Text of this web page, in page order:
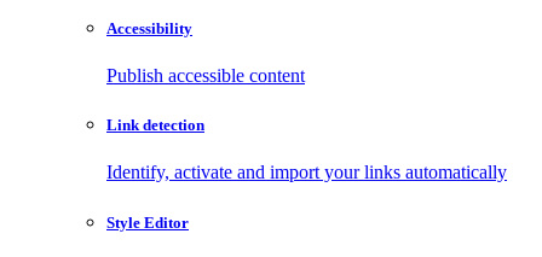
Accessibility
Publish accessible content
Link detection
Identify, activate and import your links automatically
Style Editor